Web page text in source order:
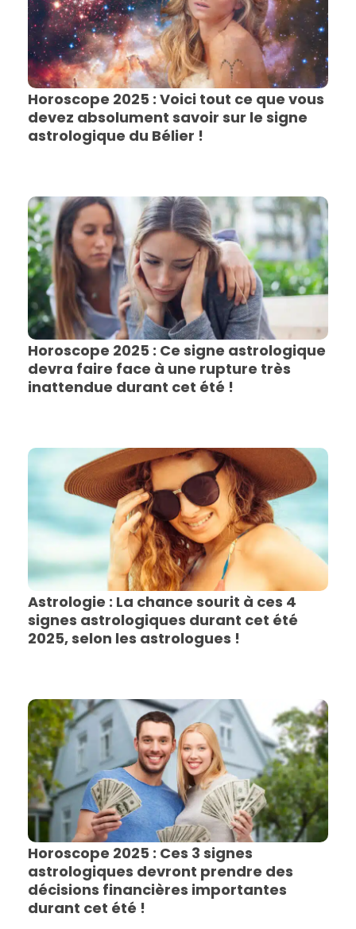
Horoscope 2025 : Voici tout ce que vous
devez absolument savoir sur le signe
astrologique du Bélier !
Horoscope 2025 : Ce signe astrologique
devra faire face à une rupture très
inattendue durant cet été !
Astrologie : La chance sourit à ces 4
signes astrologiques durant cet été
2025, selon les astrologues !
Horoscope 2025 : Ces 3 signes
astrologiques devront prendre des
décisions financières importantes
durant cet été !